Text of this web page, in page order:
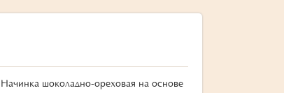
шоколадно-ореховая на основе